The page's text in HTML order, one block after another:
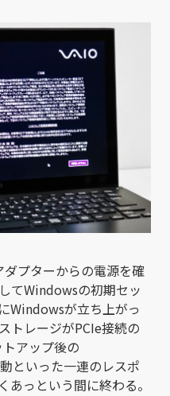
ダプターからの電源を確
てWindowsの初期セッ
Windowsが立ち上がっ
トレージがPCIe接続の
アップ後の
といった一連のレスポ
あっという間に終わる。